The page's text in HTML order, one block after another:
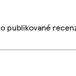
publikované